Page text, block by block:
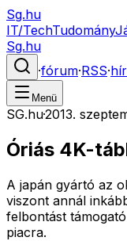
Sg.hu
IT/TechTudomány
Sg.hu
·fórum·RSS·
Menü
SG.hu·2013.
Óriás 4K-
A japán gyártó az
viszont annál
felbontást
piacra.